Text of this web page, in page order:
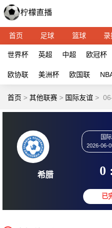
首页 足球 篮球
世界杯 英超 中超 欧冠杯
欧协联 美洲杯 欧国联
首页 > 其他联赛 > 国际友谊 >
希腊